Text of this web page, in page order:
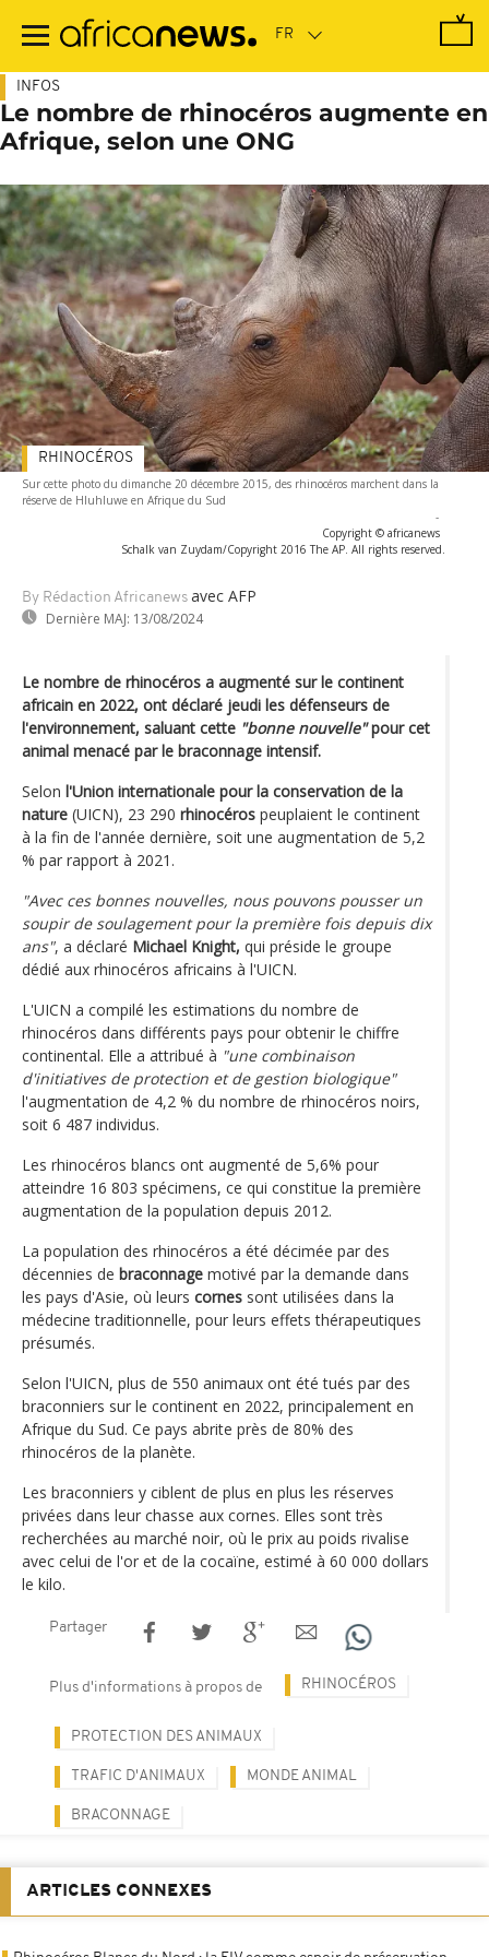
contenu
INFOS
Le nombre de rhinocéros augmente en
Afrique, selon une ONG
Sur cette photo du dimanche 20 décembre 2015, des rhinocéros marchent dans la
réserve de Hluhluwe en Afrique du Sud
-
Copyright © africanews
Schalk van Zuydam/Copyright 2016 The AP. All rights reserved.
By Rédaction Africanews avec AFP
Dernière MAJ: 13/08/2024
RHINOCÉROS
Le nombre de rhinocéros a augmenté sur le continent
africain en 2022, ont déclaré jeudi les défenseurs de
l'environnement, saluant cette "bonne nouvelle"pour cet
animal menacé par le braconnage intensif.
Selon l'Union internationale pour la conservation de la
nature (UICN), 23 290 rhinocéros peuplaient le continent
à la fin de l'année dernière, soit une augmentation de 5,2
% par rapport à 2021.
"Avec ces bonnes nouvelles, nous pouvons pousser un
soupir de soulagement pour la première fois depuis dix
ans", a déclaré Michael Knight, qui préside le groupe
dédié aux rhinocéros africains à l'UICN.
L'UICN a compilé les estimations du nombre de
rhinocéros dans différents pays pour obtenir le chiffre
continental. Elle a attribué à "une combinaison
d'initiatives de protection et de gestion biologique"
l'augmentation de 4,2 % du nombre de rhinocéros noirs,
soit 6 487 individus.
Les rhinocéros blancs ont augmenté de 5,6% pour
atteindre 16 803 spécimens, ce qui constitue la première
augmentation de la population depuis 2012.
La population des rhinocéros a été décimée par des
décennies de braconnage motivé par la demande dans
les pays d'Asie, où leurs cornes sont utilisées dans la
médecine traditionnelle, pour leurs effets thérapeutiques
présumés.
Selon l'UICN, plus de 550 animaux ont été tués par des
braconniers sur le continent en 2022, principalement en
Afrique du Sud. Ce pays abrite près de 80% des
rhinocéros de la planète.
Les braconniers y ciblent de plus en plus les réserves
privées dans leur chasse aux cornes. Elles sont très
recherchées au marché noir, où le prix au poids rivalise
avec celui de l'or et de la cocaïne, estimé à 60 000 dollars
le kilo.
Partager
Plus d'informations à propos de RHINOCÉROS
PROTECTION DES ANIMAUX
TRAFIC D'ANIMAUX MONDE ANIMAL
BRACONNAGE
ARTICLES CONNEXES